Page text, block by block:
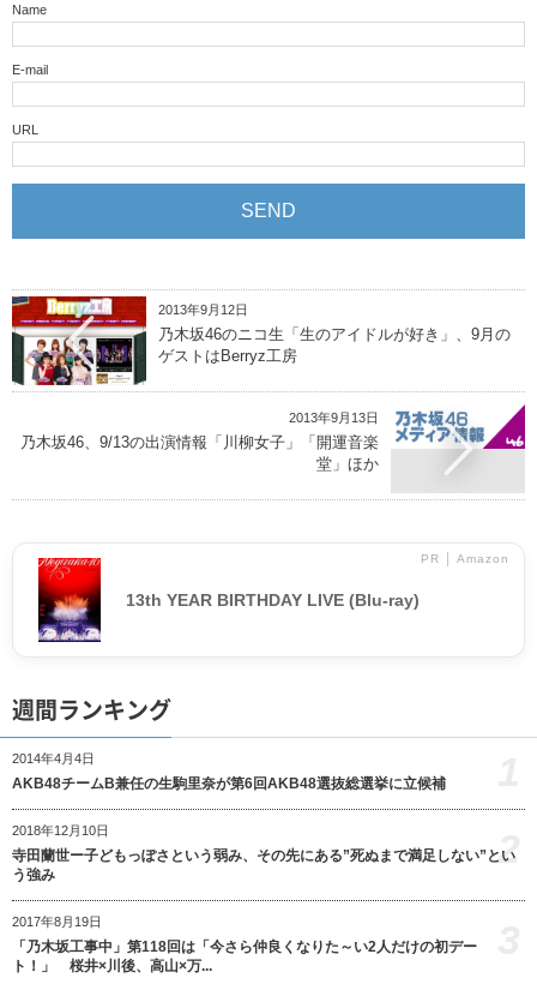
Name
E-mail
URL
2013年9月12日
乃木坂46のニコ生「生のアイドルが好き」、9月の
ゲストはBerryz工房
2013年9月13日
乃木坂46、9/13の出演情報「川柳女子」「開運音楽
堂」ほか
PR │ Amazon
13th YEAR BIRTHDAY LIVE (Blu-ray)
週間ランキング
2014年4月4日
AKB48チームB兼任の生駒里奈が第6回AKB48選抜総選挙に立候補
2018年12月10日
寺田蘭世ー子どもっぽさという弱み、その先にある”死ぬまで満足しない”とい
う強み
2
2017年8月19日
「乃木坂工事中」第118回は「今さら仲良くなりた～い2人だけの初デー
ト！」 桜井×川後、高山×万...